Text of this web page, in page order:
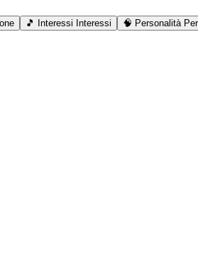
🎵 Interessi Interessi 🧠 Personalità